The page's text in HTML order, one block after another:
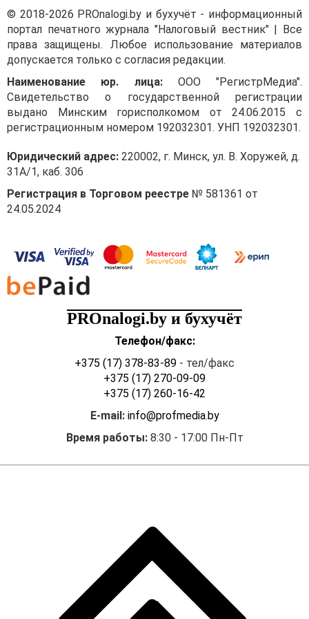
предмет сделки)
на соответствие рыночным
ценам, сложившимся на
рынке идентичного
(однородного)
недвижимого имущества в
сопоставимых целях.».
2. В Договоре и (или)
необходимо предусмотреть
рыночной стоимости
сравнительного метода
оказанной услуги по
независимой оценке
необходимо обращать
оценке содержал сведения,
предусмотренные
12Положения, в частности:
· описание объекта
оценки (техническое и иное,
ограничений (обременений)
использованные для
оценки, с указанием их
источника;
· анализ данных,
использованных для
© 2018-2026 PROnalogi.by и бухучёт - информационный
портал печатного журнала "Налоговый вестник" | Все
права защищены. Любое использование материалов
допускается только с согласия редакции.
Наименование юр. лица:ООО "РегистрМедиа".
Свидетельство о государственной регистрации
выдано Минским горисполкомом от 24.06.2015 с
регистрационным номером 192032301. УНП 192032301.
Юридический адрес: 220002, г. Минск, ул. В. Хоружей, д.
31А/1, каб. 306
Регистрация в Торговом реестре № 581361 от
24.05.2024
PROnalogi.by и бухучёт
Телефон/факс:
+375 (17) 378-83-89 - тел/факс
+375 (17) 270-09-09
+375 (17) 260-16-42
E-mail: info@profmedia.by
Время работы:8:30 - 17:00 Пн-Пт